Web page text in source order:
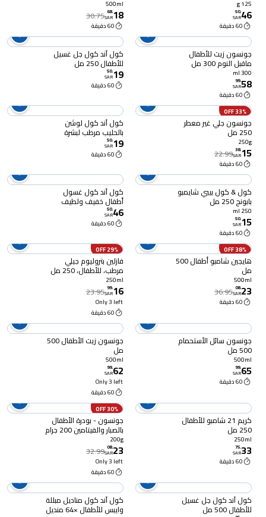
125 جرام
125 g
46
.
50
SAR
60 دقيقة
وفراولة 500 مل
500ml
18
.
68
SAR
30.75
60 دقيقة
جونسون زيت للأطفال
ماقبل النوم 300 مل
300 ml
58
.
99
SAR
60 دقيقة
كول آند كول جل غسيل
للأطفال 250 مل
19
.
50
SAR
60 دقيقة
33% OFF
جونسون جلي غير معطر
250 مل
250g
15
.
38
SAR
22.99
60 دقيقة
كول آند كول لوشن
بالحليب مرطب لبشرة
الأطفال 250 مل
19
.
50
SAR
60 دقيقة
كول & كول بيبي شايمبو
بابونج 250 مل
250 ml
15
.
50
SAR
60 دقيقة
كول آند كول غسول
أطفال خفيف ولطيف
للغاية 1 لتر - أبيض
46
.
50
SAR
60 دقيقة
38% OFF
هايجين شامبو أطفال 500
مل
500ml
23
.
08
SAR
36.95
60 دقيقة
29% OFF
فازلين بتروليوم جيلي
مرطب، للأطفال، 250 مل
250ml
16
.
99
SAR
23.95
Only 3 left
60 دقيقة
جونسون سائل الأستحمام
500 مل
500ml
65
.
99
SAR
60 دقيقة
جونسون زيت الأطفال 500
مل
500ml
62
.
99
SAR
Only 3 left
60 دقيقة
كريم 21 شامبو للأطفال
250 مل
250ml
33
.
75
SAR
60 دقيقة
30% OFF
جونسون - بودرة الأطفال
بالصبار والفيتامين 200 جرام
200g
23
.
08
SAR
32.99
Only 3 left
60 دقيقة
كول آند كول جل غسيل
للأطفال 500 مل
كول آند كول مناديل مبللة
وايبس للأطفال ×64 منديل